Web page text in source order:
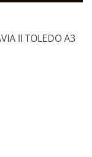
II TOLEDO A3